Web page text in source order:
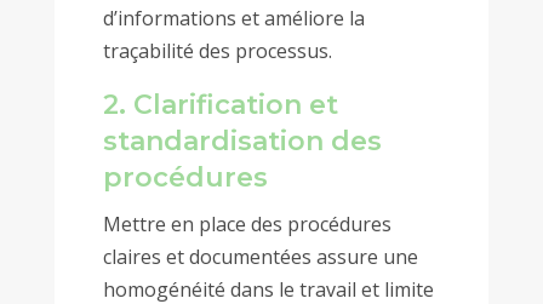
d’informations et améliore la
traçabilité des processus.
2. Clarification et
standardisation des
procédures
Mettre en place des procédures
claires et documentées assure une
homogénéité dans le travail et limite